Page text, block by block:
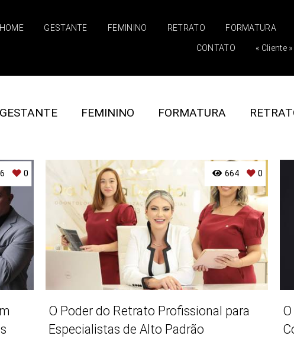
HOME GESTANTE FEMININO RETRATO FORMATURA
CONTATO « Cliente »
GESTANTE FEMININO FORMATURA
0
O Poder do Retrato Profissional para
Especialistas de Alto Padrão
664 0